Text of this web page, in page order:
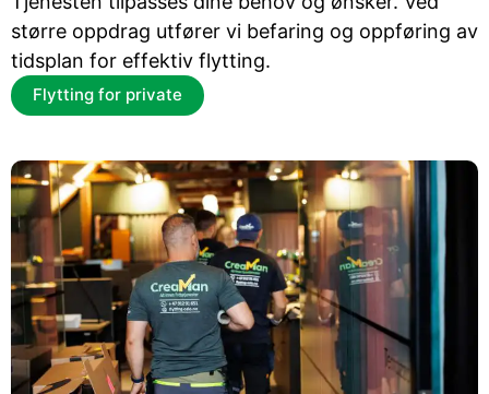
større oppdrag utfører vi befaring og oppføring av
tidsplan for effektiv flytting.
Flytting for private